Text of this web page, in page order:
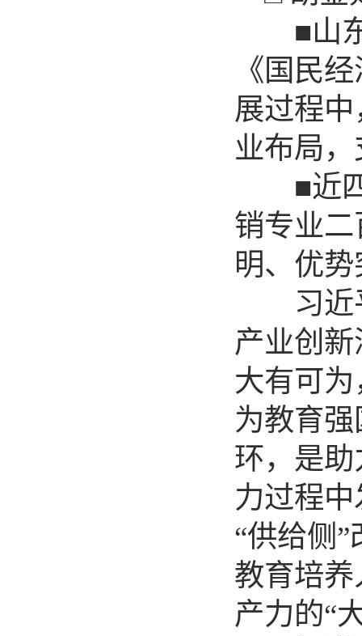
■山东
《国民
展过程
业布局
■近四
销专业
明、优
习近平
产业创
大有可
为教育
环，是
力过程
“供给侧
教育培
产力的“